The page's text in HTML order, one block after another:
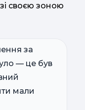
своєю зоною
за
— це був
мали